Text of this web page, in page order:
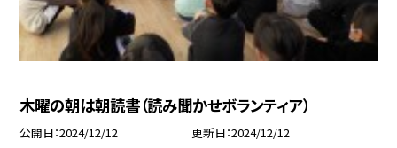
木曜の朝は朝読書（読み聞かせボランティア）
公開日 2024/12/12 更新日 2024/12/12